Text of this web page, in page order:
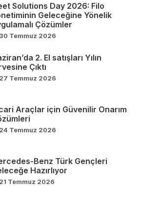
Solutions Day 2026: Filo
Geleceğine Yönelik
Çözümler
30 Temmuz 2026
2. El satışları Yılın
Çıktı
27 Temmuz 2026
Araçlar için Güvenilir Onarım
24 Temmuz 2026
Benz Türk Gençleri
Hazırlıyor
21 Temmuz 2026